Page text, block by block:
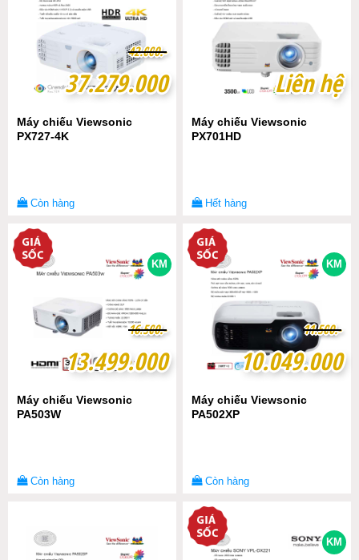
37.279.000
37.279.000
42.000.-
42.000.-
Máy chiếu Viewsonic
PX727-4K
Còn hàng
Liên hệ
Liên hệ
Máy chiếu Viewsonic
PX701HD
Hết hàng
KM
13.499.000
13.499.000
16.500.-
16.500.-
Máy chiếu Viewsonic
PA503W
Còn hàng
KM
10.049.000
10.049.000
11.500.-
11.500.-
Máy chiếu Viewsonic
PA502XP
Còn hàng
KM